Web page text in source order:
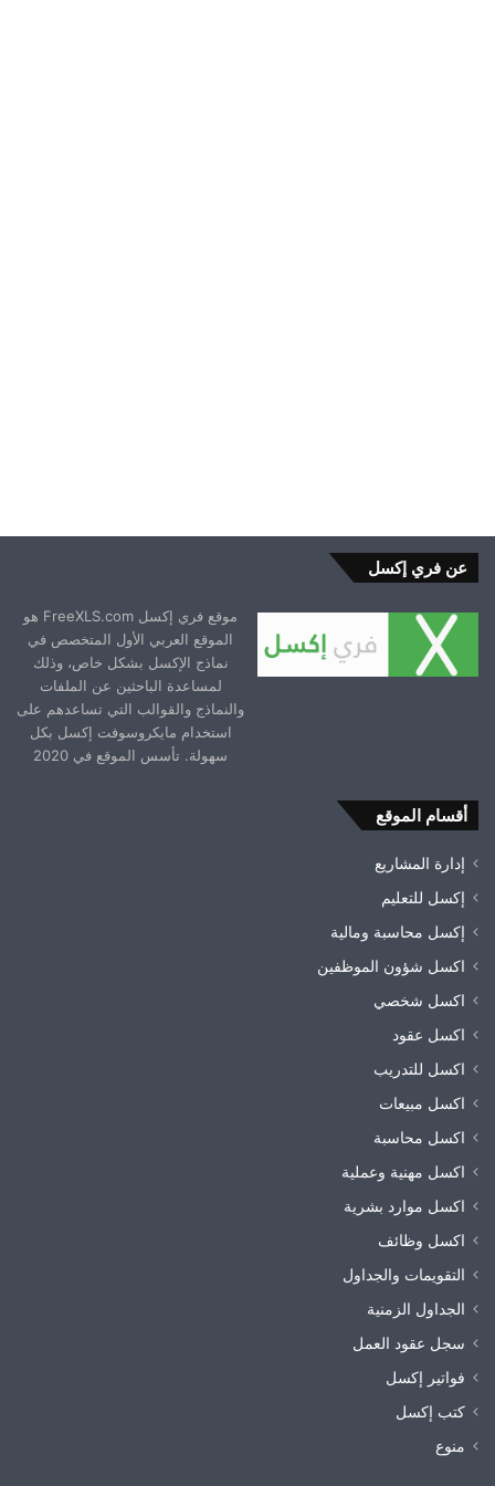
عن فري إكسل
موقع فري إكسل FreeXLS.com هو
الموقع العربي الأول المتخصص في
نماذج الإكسل بشكل خاص، وذلك
لمساعدة الباحثين عن الملفات
والنماذج والقوالب التي تساعدهم على
استخدام مايكروسوفت إكسل بكل
سهولة. تأسس الموقع في 2020
أقسام الموقع
إدارة المشاريع
إكسل للتعليم
إكسل محاسبة ومالية
اكسل شؤون الموظفين
اكسل شخصي
اكسل عقود
اكسل للتدريب
اكسل مبيعات
اكسل محاسبة
اكسل مهنية وعملية
اكسل موارد بشرية
اكسل وظائف
التقويمات والجداول
الجداول الزمنية
سجل عقود العمل
فواتير إكسل
كتب إكسل
منوع